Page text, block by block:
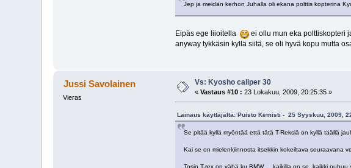
Jep ja meidän kerhon Juhalla oli ekana polttis kopterina
Eipäs ege liioitella
ei ollu mun eka polttiskopteri
anyway tykkäsin kyllä siitä, se oli hyvä kopu mutta
Jussi Savolainen
Vieras
Vs: Kyosho caliper 30
«Vastaus #10 : 23 Lokakuu, 2009, 20:25:35 »
Lainaus käyttäjältä: Puisto Kemisti - 25 Syyskuu, 2009,
Se pitää kyllä myöntää että tätä T-Reksiä on kyllä täällä
Kai se on mielenkiinnosta itsekkin kokeiltava seuraavana
Tosin T-rex on vähä ku BMW ... kaikilla on se, kaikki